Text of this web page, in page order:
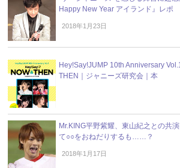
Happy New Year アイランド』レポ
2018年1月23日
Hey!Say!JUMP 10th Anniversary
THEN｜ジャニーズ研究会｜本
Mr.KING平野紫耀、東山紀之との共
て○○をおねだりするも……？
2018年1月17日